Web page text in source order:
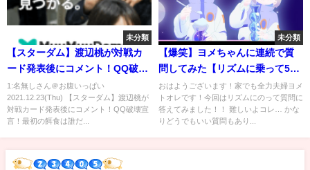
未分類
【スターダム】渡辺桃が対戦カ
ード発表後にコメント！QQ破壊
宣言！最初の餌食は誰だ！後楽
園はスターライト・キッドが鍵
を握る！林下詩美とAZMは気持
1:名無しさん＠お腹いっぱい
2021.12.23(Thu) 【スターダム】渡辺桃が
対戦カード発表後にコメント！QQ破壊宣
言！最初の餌食は誰だ...
未分類
【爆笑】ヨメちゃんに連続で質
問してみた【リズムに乗って50
の質問】
おはようございます！家でも全力夫婦ヨメ
トオレです！今回はリズムにのって質問に
答えてみました！！ 難しいよコレ… かな
りどうでもいい質問もあり...